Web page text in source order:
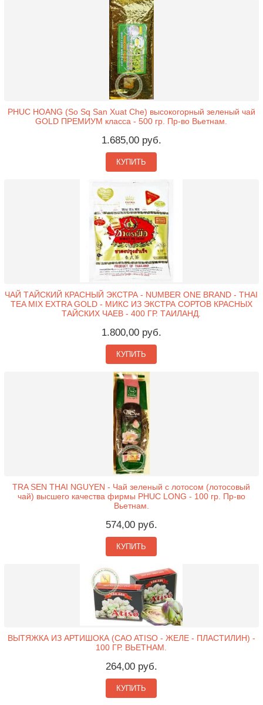
PHUC HOANG (So Sq San Xuat Che) высокогорный зеленый чай
GOLD ПРЕМИУМ класса - 500 гр. Пр-во Вьетнам.
1.685,00 руб.
КУПИТЬ
ЧАЙ ТАЙСКИЙ КРАСНЫЙ ЭКСТРА - NUMBER ONE BRAND - THAI
TEA MIX EXTRA GOLD - МИКС ИЗ ЭКСТРА СОРТОВ КРАСНЫХ
ТАЙСКИХ ЧАЕВ - 400 ГР. ТАИЛАНД.
1.800,00 руб.
КУПИТЬ
TRA SEN THAI NGUYEN - Чай зеленый с лотосом (лотосовый
чай) высшего качества фирмы PHUC LONG - 100 гр. Пр-во
Вьетнам.
574,00 руб.
КУПИТЬ
ВЫТЯЖКА ИЗ АРТИШОКА (CAO ATISO - ЖЕЛЕ - ПЛАСТИЛИН) -
100 ГР. ВЬЕТНАМ.
264,00 руб.
КУПИТЬ